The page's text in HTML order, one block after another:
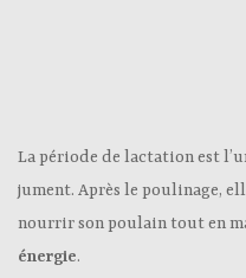
La période de lactation est
jument. Après le poulinage,
nourrir son poulain tout en
énergie.